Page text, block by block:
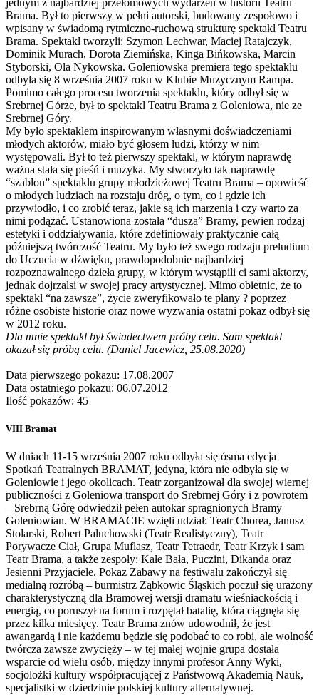
Brama. Był to pierwszy w pełni autorski, budowany zespołowo i
wpisany w świadomą rytmiczno-ruchową strukturę spektakl Teatru
Brama. Spektakl tworzyli: Szymon Lechwar, Maciej Ratajczyk,
Dominik Murach, Dorota Ziemińska, Kinga Bińkowska, Marcin
Styborski, Ola Nykowska. Goleniowska premiera tego spektaklu
odbyła się 8 września 2007 roku w Klubie Muzycznym Rampa.
Pomimo całego procesu tworzenia spektaklu, który odbył się w
Srebrnej Górze, był to spektakl Teatru Brama z Goleniowa, nie ze
Srebrnej Góry.
My było spektaklem inspirowanym własnymi doświadczeniami
młodych aktorów, miało być głosem ludzi, którzy w nim
występowali. Był to też pierwszy spektakl, w którym naprawdę
ważna stała się pieśń i muzyka. My stworzyło tak naprawdę
“szablon” spektaklu grupy młodzieżowej Teatru Brama – opowieść
o młodych ludziach na rozstaju dróg, o tym, co i gdzie ich
przywiodło, i co zrobić teraz, jakie są ich marzenia i czy warto za
nimi podążać. Ustanowiona została “dusza” Bramy, pewien rodzaj
estetyki i oddziaływania, które zdefiniowały praktycznie całą
późniejszą twórczość Teatru. My było też swego rodzaju preludium
do Uczucia w dźwięku, prawdopodobnie najbardziej
rozpoznawalnego dzieła grupy, w którym wystąpili ci sami aktorzy,
jednak dojrzalsi w swojej pracy artystycznej. Mimo obietnic, że to
spektakl “na zawsze”, życie zweryfikowało te plany ? poprzez
różne osobiste historie oraz nowe wyzwania ostatni pokaz odbył się
w 2012 roku.
Dla mnie spektakl był świadectwem próby celu. Sam spektakl
okazał się próbą celu. (Daniel Jacewicz, 25.08.2020)
Data pierwszego pokazu: 17.08.2007
Data ostatniego pokazu: 06.07.2012
Ilość pokazów: 45
VIII Bramat
W dniach 11-15 września 2007 roku odbyła się ósma edycja
Spotkań Teatralnych BRAMAT, jedyna, która nie odbyła się w
Goleniowie i jego okolicach. Teatr zorganizował dla swojej wiernej
publiczności z Goleniowa transport do Srebrnej Góry i z powrotem
– Srebrną Górę odwiedził pełen autokar spragnionych Bramy
Goleniowian. W BRAMACIE wzięli udział: Teatr Chorea, Janusz
Stolarski, Robert Paluchowski (Teatr Realistyczny), Teatr
Porywacze Ciał, Grupa Muflasz, Teatr Tetraedr, Teatr Krzyk i sam
Teatr Brama, a także zespoły: Kałe Bała, Puczini, Dikanda oraz
Jesienni Przyjaciele. Pokaz Zabawy na festiwalu zakończył się
medialną rozróbą – burmistrz Ząbkowic Śląskich poczuł się urażony
charakterystyczną dla Bramowej wersji dramatu wieśniackością i
energią, co poruszył na forum i rozpętał batalię, która ciągnęła się
przez kilka miesięcy. Teatr Brama znów udowodnił, że jest
awangardą i nie każdemu będzie się podobać to co robi, ale wolność
twórcza zawsze zwycięży – w tej małej wojnie grupa dostała
wsparcie od wielu osób, między innymi profesor Anny Wyki,
socjolożki kultury współpracującej z Państwową Akademią Nauk,
specjalistki w dziedzinie polskiej kultury alternatywnej.